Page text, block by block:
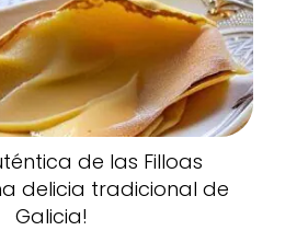
de las Filloas
delicia tradicional de
Galicia!